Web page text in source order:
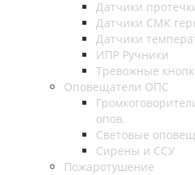
Датчики
Датчики СМК
Датчики
ИПР Ручники
Тревожные
Оповещатели ОПС
опов.
Световые
Сирены и ССУ
Пожаротушение